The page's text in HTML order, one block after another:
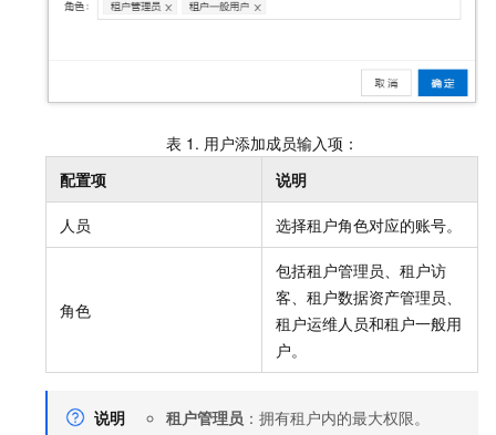
表 1. 用户添加成员输入项：
配置项
说明
人员 选择租户角色对应的账号。
角色
包括租户管理员、租户访
客、租户数据资产管理员、
租户运维人员和租户一般用
户。
说明 租户管理员 ：拥有租户内的最大权限。